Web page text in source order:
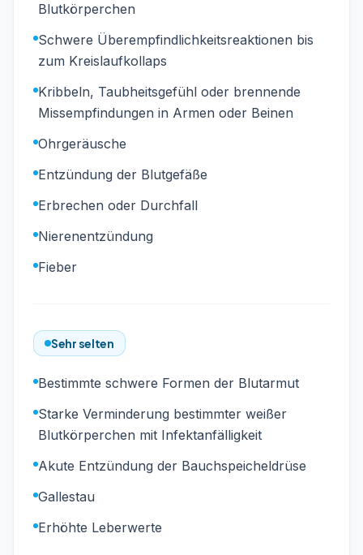
Blutkörperchen
Schwere Überempfindlichkeitsreaktionen bis
zum Kreislaufkollaps
Kribbeln, Taubheitsgefühl oder brennende
Missempfindungen in Armen oder Beinen
Ohrgeräusche
Entzündung der Blutgefäße
Erbrechen oder Durchfall
Nierenentzündung
Fieber
Sehr selten
Bestimmte schwere Formen der Blutarmut
Starke Verminderung bestimmter weißer
Blutkörperchen mit Infektanfälligkeit
Akute Entzündung der Bauchspeicheldrüse
Gallestau
Erhöhte Leberwerte